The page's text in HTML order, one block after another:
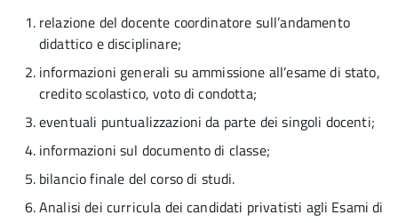
relazione del docente coordinatore sull’andamento
didattico e disciplinare;
informazioni generali su ammissione all’esame di stato,
credito scolastico, voto di condotta;
eventuali puntualizzazioni da parte dei singoli docenti;
informazioni sul documento di classe;
bilancio finale del corso di studi.
Analisi dei curricula dei candidati privatisti agli Esami di